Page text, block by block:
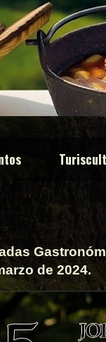
de 2024.